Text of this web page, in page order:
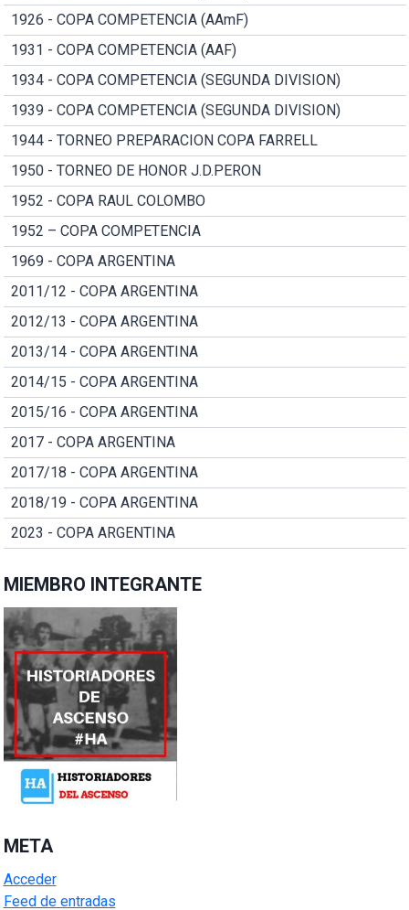
1926 - COPA COMPETENCIA (AAmF)
1931 - COPA COMPETENCIA (AAF)
1934 - COPA COMPETENCIA (SEGUNDA DIVISION)
1939 - COPA COMPETENCIA (SEGUNDA DIVISION)
1944 - TORNEO PREPARACION COPA FARRELL
1950 - TORNEO DE HONOR J.D.PERON
1952 - COPA RAUL COLOMBO
1952 – COPA COMPETENCIA
1969 - COPA ARGENTINA
2011/12 - COPA ARGENTINA
2012/13 - COPA ARGENTINA
2013/14 - COPA ARGENTINA
2014/15 - COPA ARGENTINA
2015/16 - COPA ARGENTINA
2017 - COPA ARGENTINA
2017/18 - COPA ARGENTINA
2018/19 - COPA ARGENTINA
2023 - COPA ARGENTINA
MIEMBRO INTEGRANTE
META
Acceder
Feed de entradas